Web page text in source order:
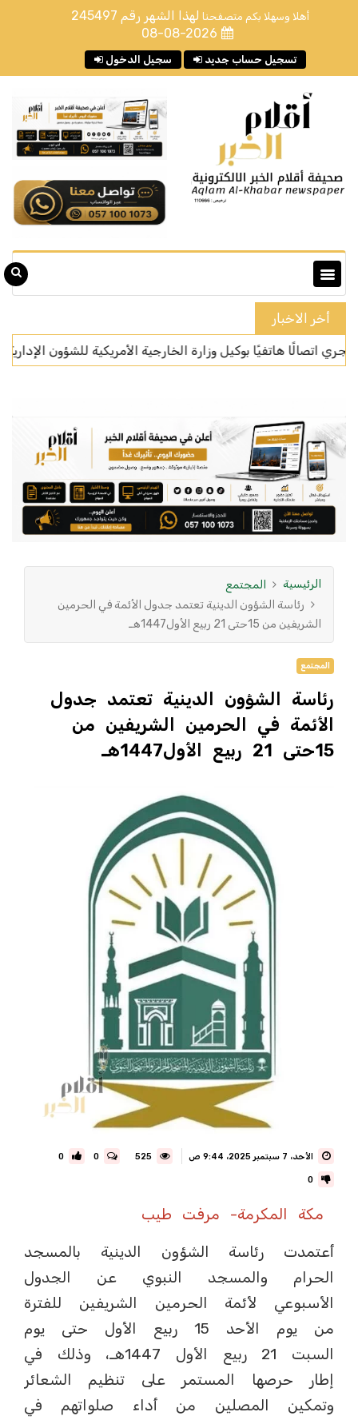
أهلا وسهلا بكم متصفحنا لهذا الشهر رقم 245497
08-08-2026
سجيل الدخول تسجيل حساب جديد
أخر الاخبار
هاتفيًا بوكيل وزارة الخارجية الأمريكية للشؤون الإدارية
الرئيسية
المجتمع
رئاسة الشؤون الدينية تعتمد جدول الأئمة في الحرمين
الشريفين من 15حتى 21 ربيع الأول1447هـ
المجتمع
رئاسة الشؤون الدينية تعتمد جدول
الأئمة في الحرمين الشريفين من
15حتى 21 ربيع الأول1447هـ
الأحد، 7 سبتمبر 2025، 9:44 ص 0
0
0
مكة المكرمة- مرفت طيب
أعتمدت رئاسة الشؤون الدينية بالمسجد
الحرام والمسجد النبوي عن الجدول
الأسبوعي لأئمة الحرمين الشريفين للفترة
من يوم الأحد 15 ربيع الأول حتى يوم
السبت 21 ربيع الأول 1447هـ، وذلك في
إطار حرصها المستمر على تنظيم الشعائر
وتمكين المصلين من أداء صلواتهم في